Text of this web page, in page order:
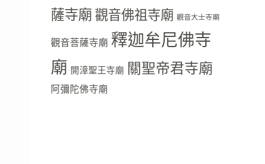
薩寺廟觀音佛祖寺廟 觀音大士寺廟
觀音菩薩寺廟 釋迦牟尼佛寺
廟 開漳聖王寺廟 關聖帝君寺廟
阿彌陀佛寺廟